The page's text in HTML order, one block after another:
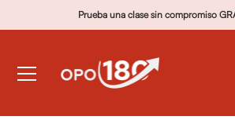
Prueba una clase sin compromiso